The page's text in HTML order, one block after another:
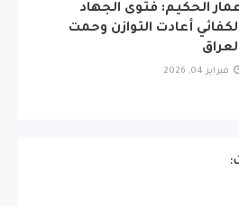
الحكيم: فتوى الجهاد
أعادت التوازن وحمت
فبراير 04, 2026